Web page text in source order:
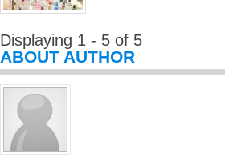
Displaying 1 - 5 of 5
ABOUT AUTHOR